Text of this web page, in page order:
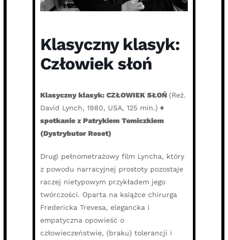
Klasyczny klasyk:
Człowiek słoń
Klasyczny klasyk: CZŁOWIEK SŁOŃ (Reż.
David Lynch, 1980, USA, 125 min.) +
spotkanie z Patrykiem Tomiczkiem
(Dystrybutor Reset)
Drugi pełnometrażowy film Lyncha, który
z powodu narracyjnej prostoty pozostaje
raczej nietypowym przykładem jego
twórczości. Oparta na książce chirurga
Fredericka Trevesa, elegancka i
empatyczna opowieść o
człowieczeństwie, (braku) tolerancji i